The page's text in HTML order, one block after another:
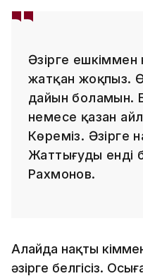
Әзірге ешкіммен
жатқан жоқпыз.
дайын боламын.
немесе қазан
Көреміз. Әзірге
Жаттығуды енді
Рахмонов.
Алайда нақты
әзірге белгісіз.